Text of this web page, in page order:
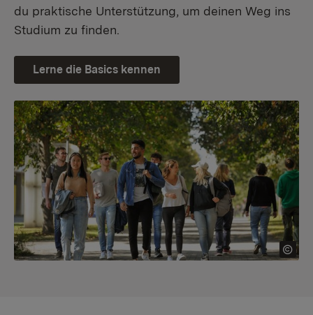
du praktische Unterstützung, um deinen Weg ins
Studium zu finden.
Lerne die Basics kennen